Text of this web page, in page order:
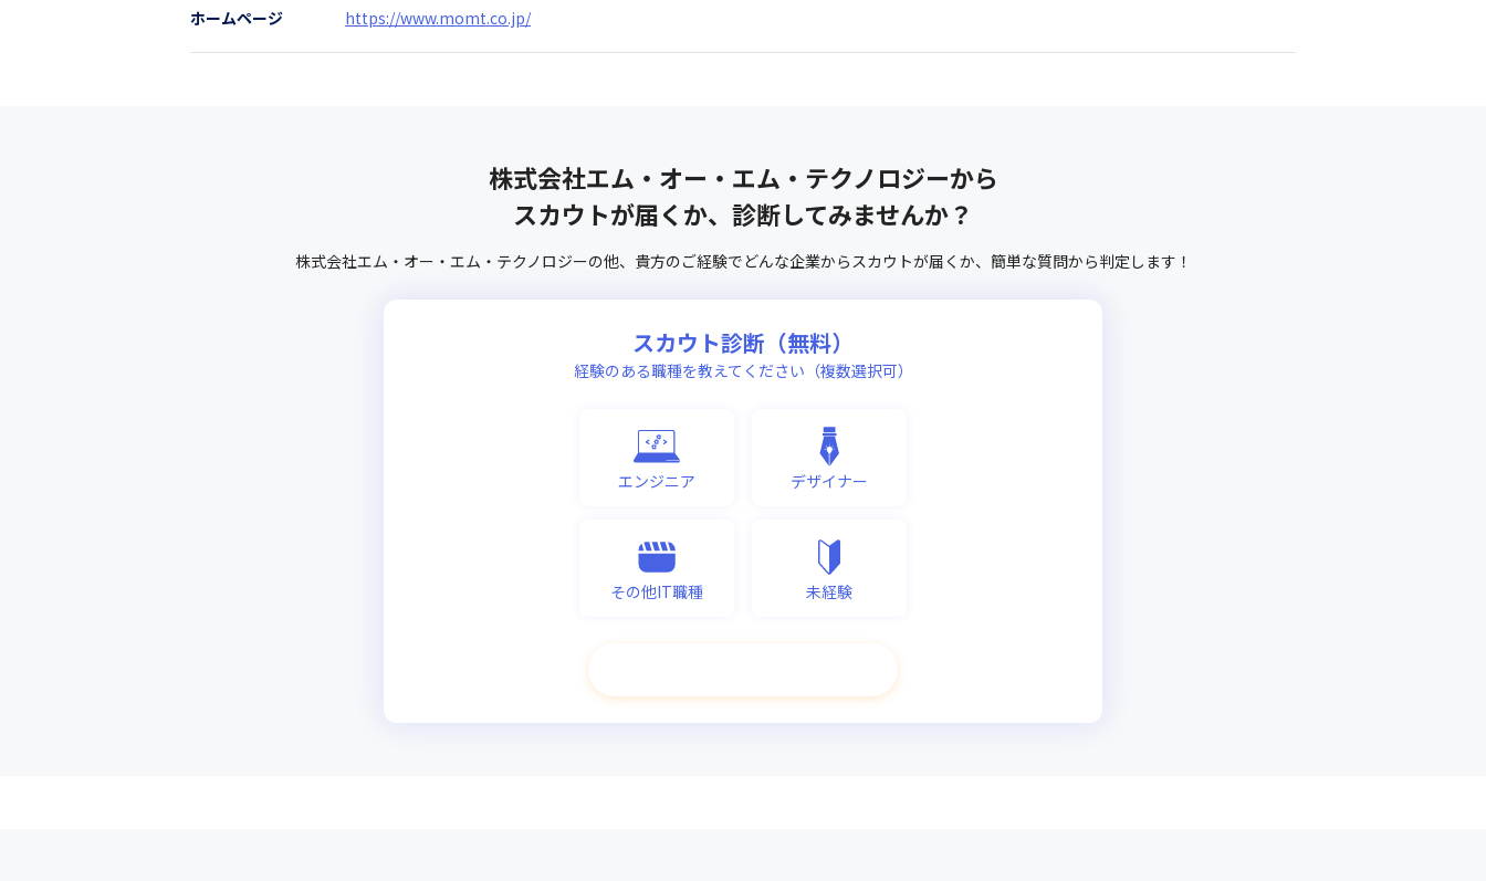
ホームページ https://www.momt.co.jp/
株式会社エム・オー・エム・テクノロジーから
スカウトが届くか、診断してみませんか？
株式会社エム・オー・エム・テクノロジーの他、 貴方のご経験でどんな企業からスカウトが届くか、 簡単な質問から判定します！
スカウト診断（無料）
経験のある職種を教えてください（複数選択可）
エンジニア デザイナー
その他IT職種 未経験